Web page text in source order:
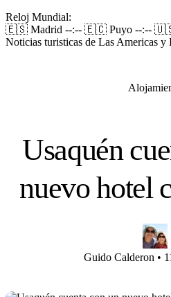
Reloj Mundial:
🇪🇸 Madrid --:-- 🇪🇨 Puyo --:-- 🇺🇸
Noticias turisticas de Las Americas y
Usaquén
nuevo hotel
Guido Calderon •